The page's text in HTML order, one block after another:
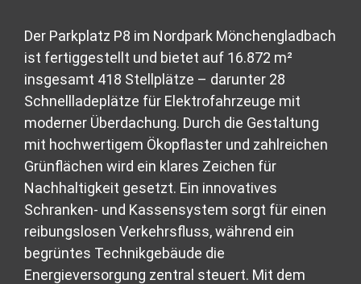
Der Parkplatz P8 im Nordpark Mönchengladbach
ist fertiggestellt und bietet auf 16.872 m²
insgesamt 418 Stellplätze – darunter 28
Schnellladeplätze für Elektrofahrzeuge mit
moderner Überdachung. Durch die Gestaltung
mit hochwertigem Ökopflaster und zahlreichen
Grünflächen wird ein klares Zeichen für
Nachhaltigkeit gesetzt. Ein innovatives
Schranken- und Kassensystem sorgt für einen
reibungslosen Verkehrsfluss, während ein
begrüntes Technikgebäude die
Energieversorgung zentral steuert. Mit dem